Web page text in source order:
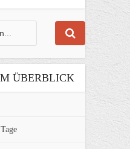
ÜBERBLICK